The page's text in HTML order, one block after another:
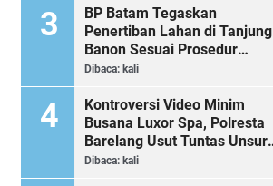
BP Batam Tegaskan
Penertiban Lahan di Tanjung
Banon Sesuai Prosedur
Hukum
Dibaca: kali
Kontroversi Video Minim
Busana Luxor Spa, Polresta
Barelang Usut Tuntas Unsur
Pelanggaran Hukum
Dibaca: kali